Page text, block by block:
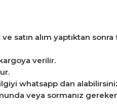
satın alım yaptıktan
verilir.
whatsapp dan
veya sormanız